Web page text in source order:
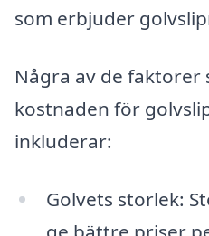
som erbjuder
Några av de faktorer
kostnaden för
inkluderar:
Golvets storlek: